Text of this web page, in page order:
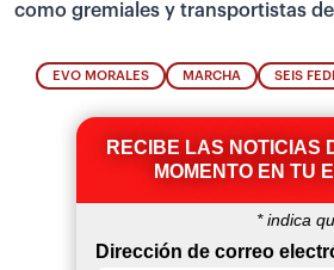
como gremiales y transportistas
EVO MORALES MARCHA SEIS
RECIBE LAS NOTICIAS
MOMENTO EN TU
*indica
Dirección de correo